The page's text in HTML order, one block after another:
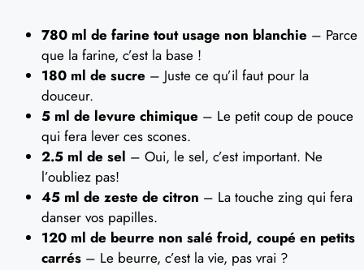
780 ml de farine tout usage non blanchie – Parce
que la farine, c’est la base !
180 ml de sucre – Juste ce qu’il faut pour la
douceur.
5 ml de levure chimique – Le petit coup de pouce
qui fera lever ces scones.
2.5 ml de sel – Oui, le sel, c’est important. Ne
l’oubliez pas!
45 ml de zeste de citron – La touche zing qui fera
danser vos papilles.
120 ml de beurre non salé froid, coupé en petits
carrés – Le beurre, c’est la vie, pas vrai ?